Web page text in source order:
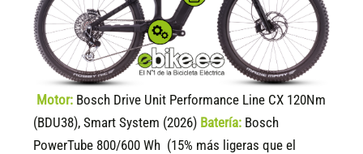
Motor: Bosch Drive Unit Performance Line CX 120Nm
(BDU38), Smart System (2026) Batería: Bosch
PowerTube 800/600 Wh (15% más ligeras que el